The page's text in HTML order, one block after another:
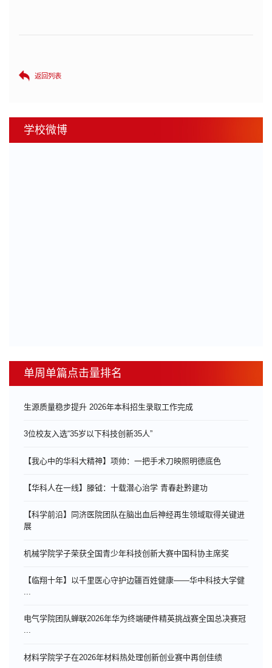
返回列表
学校微博
单周单篇点击量排名
生源质量稳步提升 2026年本科招生录取工作完成
3位校友入选“35岁以下科技创新35人”
【我心中的华科大精神】项帅：一把手术刀映照明德底色
【华科人在一线】滕钺：十载潜心治学 青春赴黔建功
【科学前沿】同济医院团队在脑出血后神经再生领域取得关键进
展
机械学院学子荣获全国青少年科技创新大赛中国科协主席奖
【临翔十年】以千里医心守护边疆百姓健康——华中科技大学健
...
电气学院团队蝉联2026年华为终端硬件精英挑战赛全国总决赛冠
...
材料学院学子在2026年材料热处理创新创业赛中再创佳绩